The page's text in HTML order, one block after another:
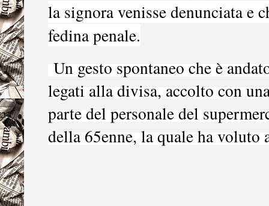
la signora venisse denunciata e
fedina penale.
Un gesto spontaneo che è
legati alla divisa, accolto con
parte del personale del
della 65enne, la quale ha voluto